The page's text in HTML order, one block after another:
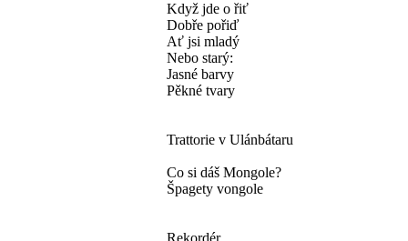
Když jde o řiť
Dobře pořiď
Ať jsi mladý
Nebo starý:
Jasné barvy
Pěkné tvary
Trattorie v Ulánbátaru
Co si dáš Mongole?
Špagety vongole